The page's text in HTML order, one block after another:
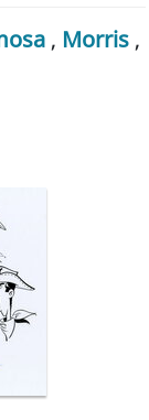
, Morris,